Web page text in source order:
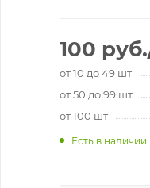
100 руб.
от 10 до 49 шт
от 50 до 99 шт
от 100 шт
Есть в наличии